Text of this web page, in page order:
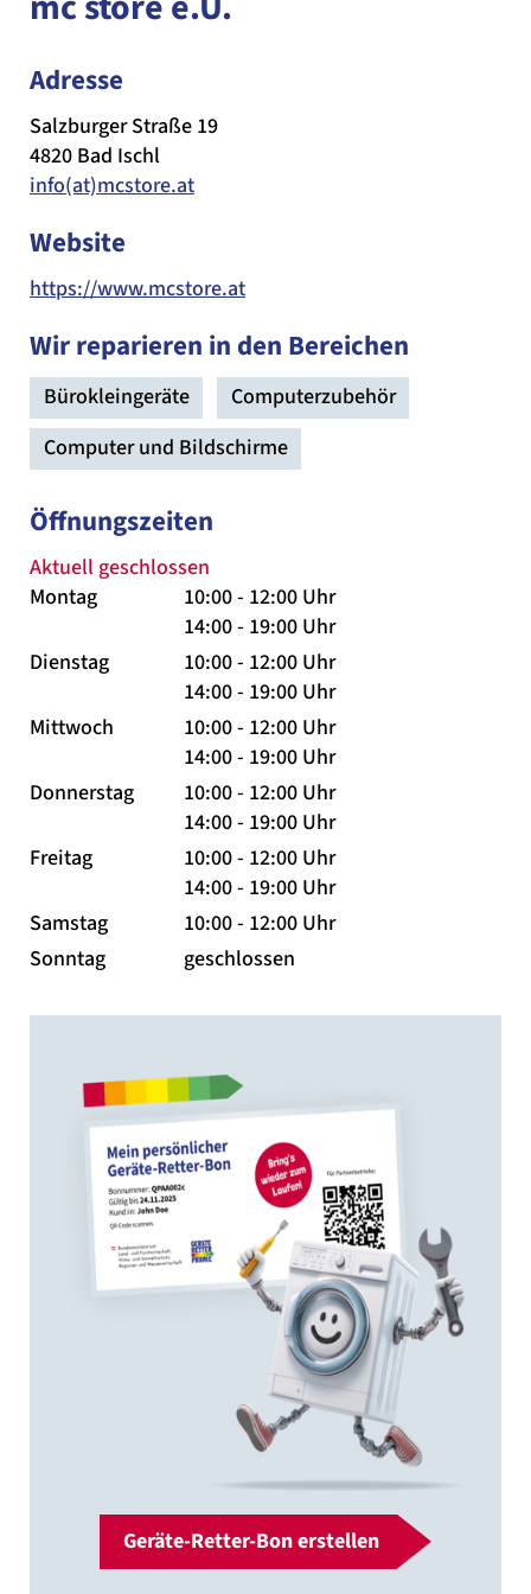
Adresse
Salzburger Straße 19
4820 Bad Ischl
info(at)mcstore.at
Website
https://www.mcstore.at
Wir reparieren in den Bereichen
Bürokleingeräte
Computerzubehör
Computer und Bildschirme
Öffnungszeiten
Aktuell geschlossen
Montag
10:00 - 12:00 Uhr
14:00 - 19:00 Uhr
Dienstag
10:00 - 12:00 Uhr
14:00 - 19:00 Uhr
Mittwoch
10:00 - 12:00 Uhr
14:00 - 19:00 Uhr
Donnerstag
10:00 - 12:00 Uhr
14:00 - 19:00 Uhr
Freitag
10:00 - 12:00 Uhr
14:00 - 19:00 Uhr
Samstag
10:00 - 12:00 Uhr
Sonntag
geschlossen
Geräte-Retter-Bon erstellen